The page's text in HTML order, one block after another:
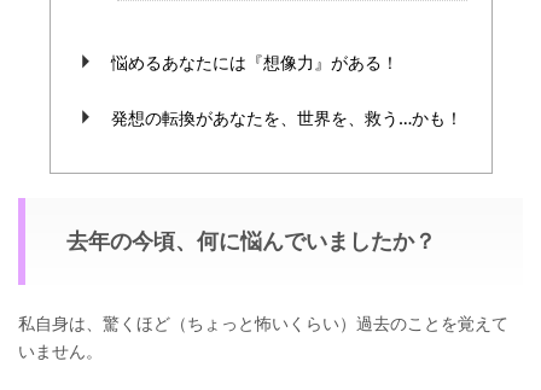
悩めるあなたには『想像力』がある！
発想の転換があなたを、世界を、救う…かも！
去年の今頃、何に悩んでいましたか？
私自身は、驚くほど（ちょっと怖いくらい）過去のことを覚えて
いません。